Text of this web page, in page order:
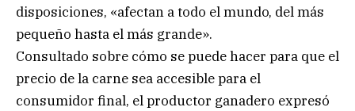
disposiciones, «afectan a todo el mundo, del más
pequeño hasta el más grande».
Consultado sobre cómo se puede hacer para que el
precio de la carne sea accesible para el
consumidor final, el productor ganadero expresó